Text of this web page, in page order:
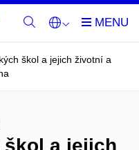
škol a jejich životní a
škol a jejich